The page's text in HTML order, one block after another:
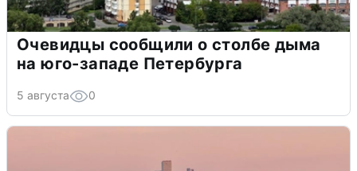
Очевидцы сообщили о столбе дыма
на юго-западе Петербурга
5 августа 0